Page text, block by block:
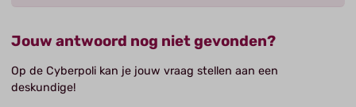
Jouw antwoord nog niet gevonden?
Op de Cyberpoli kan je jouw vraag stellen aan een
deskundige!